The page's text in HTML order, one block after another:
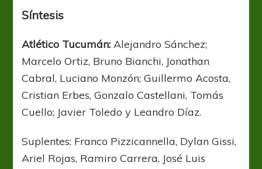
Síntesis
Atlético Tucumán: Alejandro Sánchez;
Marcelo Ortiz, Bruno Bianchi, Jonathan
Cabral, Luciano Monzón; Guillermo Acosta,
Cristian Erbes, Gonzalo Castellani, Tomás
Cuello; Javier Toledo y Leandro Díaz.
Suplentes: Franco Pizzicannella, Dylan Gissi,
Ariel Rojas, Ramiro Carrera, José Luis